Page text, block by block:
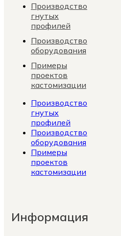
Производство
гнутых
профилей
Производство
оборудования
Примеры
проектов
кастомизации
Производство
гнутых
профилей
Производство
оборудования
Примеры
проектов
кастомизации
Информация